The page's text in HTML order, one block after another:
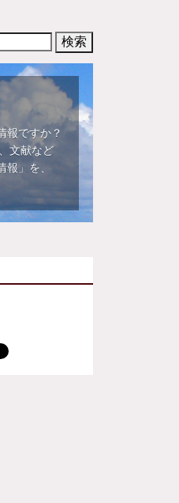
報ですか？
文献など
」を、